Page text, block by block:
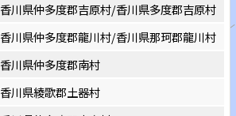
香川県仲多度郡吉原村/香川県多度郡吉原村
香川県仲多度郡龍川村/香川県那珂郡龍川村
香川県仲多度郡南村
香川県綾歌郡土器村